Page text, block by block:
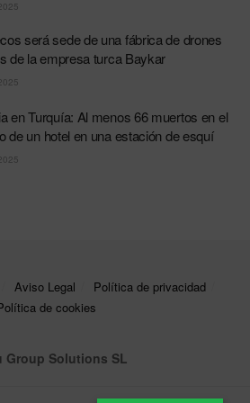
será sede de una fábrica de drones
de la empresa turca Baykar
en Turquía: Al menos 66 muertos en el
de un hotel en una estación de esquí
Aviso Legal
Política de privacidad
de cookies
Group Solutions SL